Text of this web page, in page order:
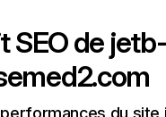
SEO de
du site